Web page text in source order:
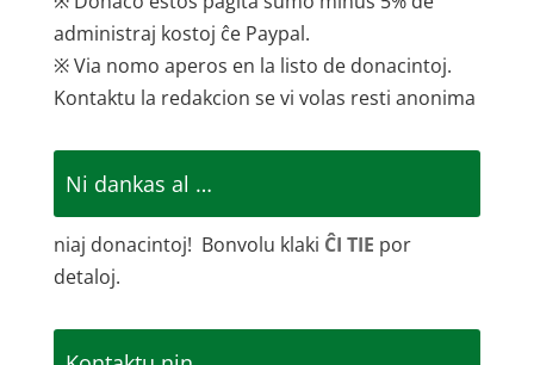
administraj kostoj ĉe Paypal.
※ Via nomo aperos en la listo de donacintoj.
Kontaktu la redakcion se vi volas resti anonima
Ni dankas al …
niaj donacintoj! Bonvolu klaki ĈI TIE por
detaloj.